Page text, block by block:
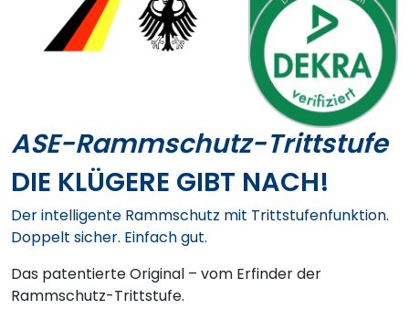
ASE-Rammschutz-Trittstufe
DIE KLÜGERE GIBT NACH!
Der intelligente Rammschutz mit Trittstufenfunktion.
Doppelt sicher. Einfach gut.
Das patentierte Original – vom Erfinder der
Rammschutz-Trittstufe.